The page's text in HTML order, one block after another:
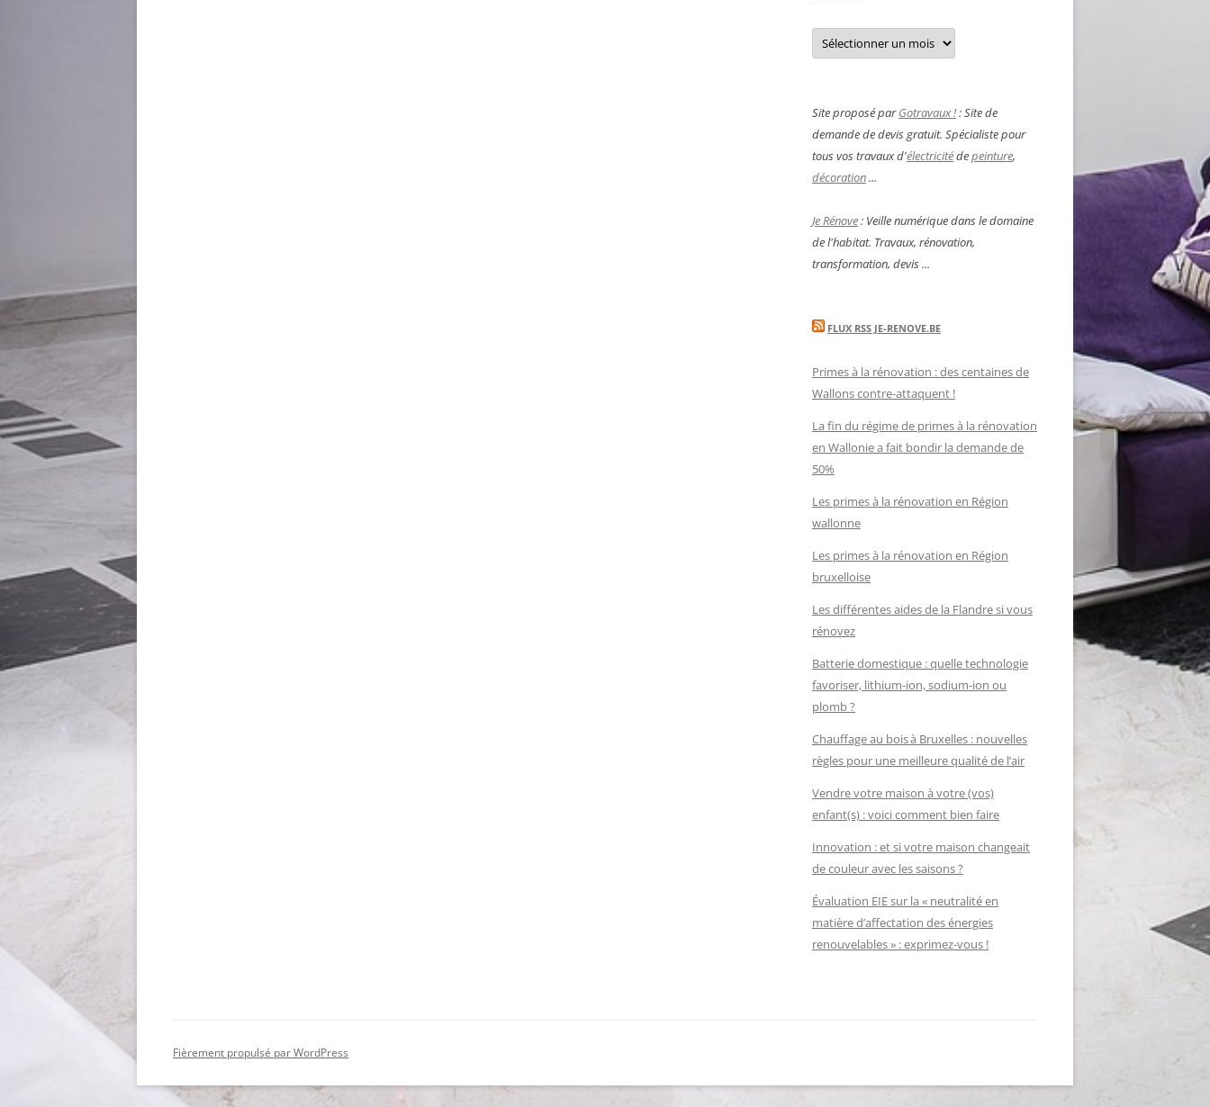
Archives
Site proposé parGotravaux !: Site de
demande de devis gratuit. Spécialiste pour
tous vos travaux d'électricitédepeinture,
décoration...
Je Rénove: Veille numérique dans le domaine
de l'habitat. Travaux, rénovation,
transformation, devis ...
FLUX RSS JE-RENOVE.BE
Primes à la rénovation : des centaines de
Wallons contre-attaquent !
La fin du régime de primes à la rénovation
en Wallonie a fait bondir la demande de
50%
Les primes à la rénovation en Région
wallonne
Les primes à la rénovation en Région
bruxelloise
Les différentes aides de la Flandre si vous
rénovez
Batterie domestique : quelle technologie
favoriser, lithium-ion, sodium-ion ou
plomb ?
Chauffage au bois à Bruxelles : nouvelles
règles pour une meilleure qualité de l’air
Vendre votre maison à votre (vos)
enfant(s) : voici comment bien faire
Innovation : et si votre maison changeait
de couleur avec les saisons ?
Évaluation EIE sur la « neutralité en
matière d’affectation des énergies
renouvelables » : exprimez-vous !
Fièrement propulsé par WordPress